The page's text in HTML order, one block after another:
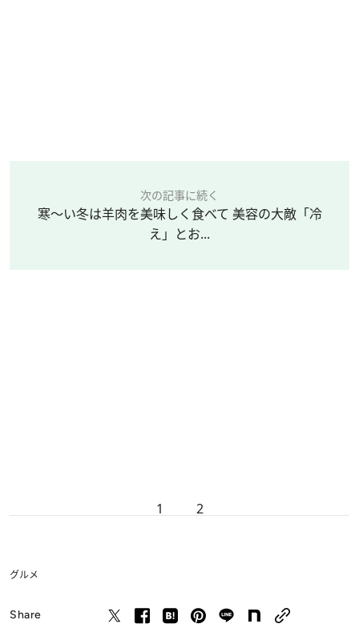
次の記事に続く
寒～い冬は羊肉を美味しく食べて 美容の大敵「冷
え」とお...
1 2
グルメ
Share